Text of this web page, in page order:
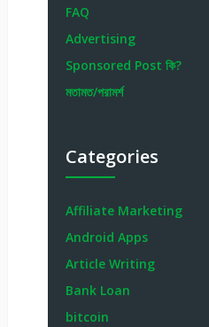
FAQ
Advertising
Sponsored Post কি?
মতামত/পরামর্শ
Categories
Affiliate Marketing
Android Apps
Article Writing
Bank Loan
bitcoin